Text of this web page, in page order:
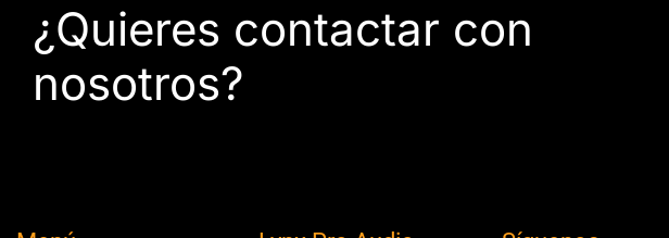
¿Quieres contactar con
nosotros?